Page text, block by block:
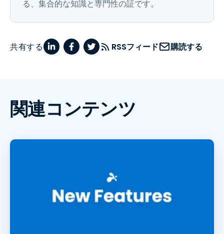
る、集合的な知識と専門性の証です。
共有する RSSフィード 購読する
関連コンテンツ